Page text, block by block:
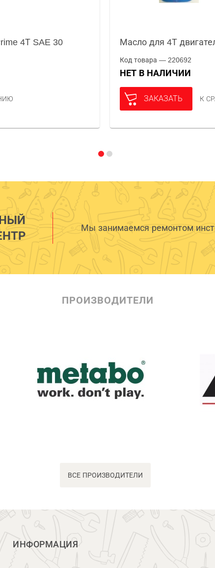
4Т SAE 30 Масло для 4Т
Код товара — 220692
НЕТ В НАЛИЧИИ
ЗАКАЗАТЬ К
Мы занимаемся ремонтом
ПРОИЗВОДИТЕЛИ
ВСЕ ПРОИЗВОДИТЕЛИ
ИНФОРМАЦИЯ